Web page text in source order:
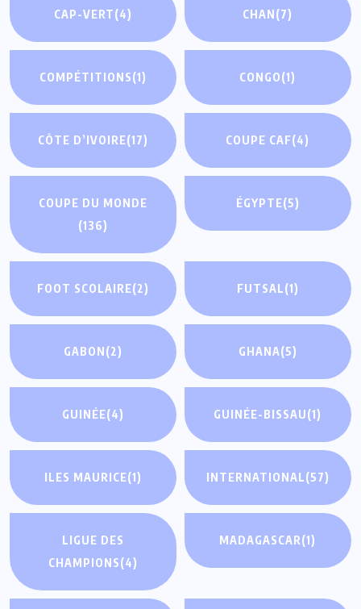
CAP-VERT(4) CHAN(7)
COMPÉTITIONS(1) CONGO(1)
CÔTE D’IVOIRE(17) COUPE CAF(4)
COUPE DU MONDE
(136)
ÉGYPTE(5)
FOOT SCOLAIRE(2) FUTSAL(1)
GABON(2) GHANA(5)
GUINÉE(4) GUINÉE-BISSAU(1)
ILES MAURICE(1) INTERNATIONAL(57)
LIGUE DES
CHAMPIONS(4)
MADAGASCAR(1)